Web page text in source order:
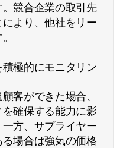
競合企業の取引先
より、他社をリー
極的にモニタリン
客ができた場合、
確保する能力に影
方、サプライヤー
場合は強気の価格